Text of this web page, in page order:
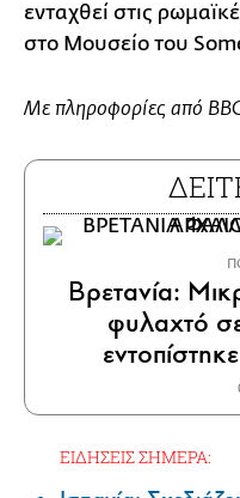
ενταχθεί στις
στο Μουσείο του
Με πληροφορίες από
Βρετανία:
φυλαχτό
ΕΙΔΗΣΕΙΣ ΣΗΜΕΡΑ: